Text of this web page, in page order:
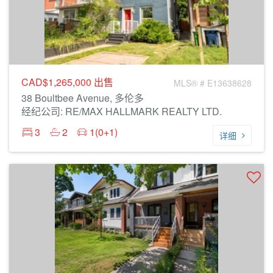
CAD$1,265,000 出售 MLS® # E13638628
38 Boultbee Avenue, 多伦多
经纪公司: RE/MAX HALLMARK REALTY LTD.
3
2 1(0+1) 详细